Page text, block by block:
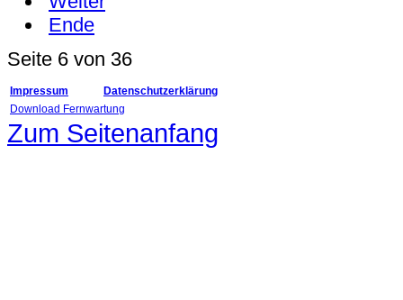
Ende
Seite 6 von 36
Impressum
Datenschutzerklärung
Download Fernwartung
Zum Seitenanfang